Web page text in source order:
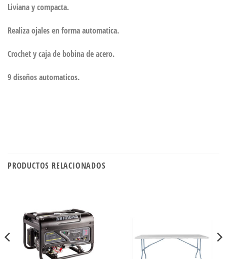
Liviana y compacta.
Realiza ojales en forma automatica.
Crochet y caja de bobina de acero.
9 diseños automaticos.
PRODUCTOS RELACIONADOS